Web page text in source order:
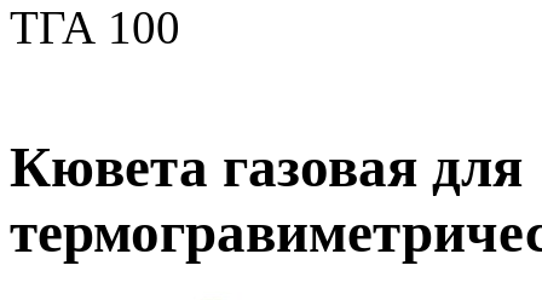
ТГА 100
Кювета газовая для